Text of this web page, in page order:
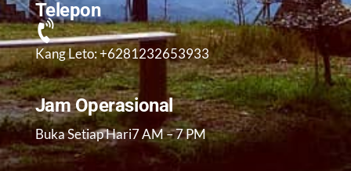
Telepon
Kang Leto: +6281232653933
Jam Operasional
Buka Setiap Hari7 AM – 7 PM